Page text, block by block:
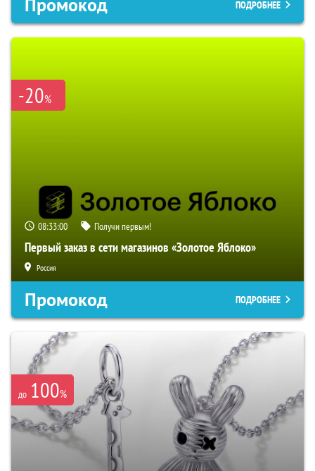
ПОДРОБНЕЕ
-20%
08:32:59 Получи первым!
Первый заказ в сети магазинов «Золотое Яблоко»
Россия
Промокод ПОДРОБНЕЕ
до 100%